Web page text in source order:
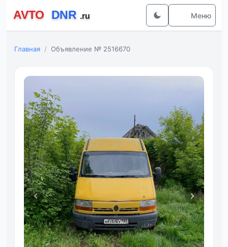
Меню
Главная Объявление № 2516670